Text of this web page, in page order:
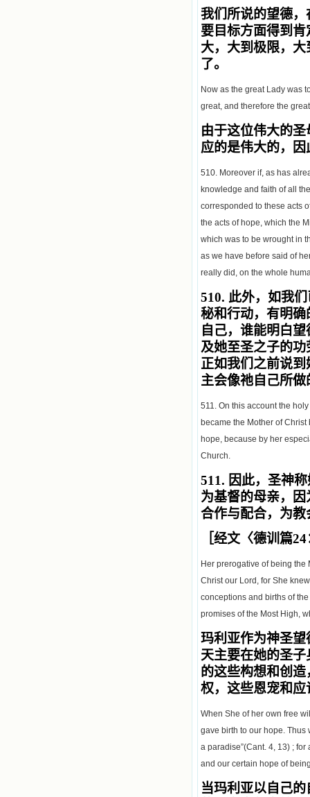
我们所说的望德
要目标方面得到
大，大到极限，
了。
Now as the great Lady was
great, and therefore the
由于这位伟大的
应的是伟大的，因
510. Moreover if, as has
knowledge and faith of all
corresponded to these acts
the acts of hope, which the
which was to be wrought in
as we have before said of
really did, on the whole
510. 此外，如我
秘和行动，有明
自己，谁能明白
及她至圣之子的
正如我们之前说
主会像祂自己所做
511. On this account the
became the Mother of
hope, because by her
Church.
511. 因此，圣神
为基督的母亲，因
合作与配合，为
［经文〈德训篇24
Her prerogative of being
Christ our Lord, for She
conceptions and births of
promises of the Most High,
玛利亚作为神圣望
天主要在她的圣
的这些构想和创造
权，这些恩宠和
When She of her own free
gave birth to our hope. Thus
a paradise”(Cant. 4, 13) ;
and our certain hope of
当玛利亚以自己的